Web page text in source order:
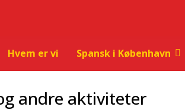
Hvem er vi Spansk i København
andre aktiviteter